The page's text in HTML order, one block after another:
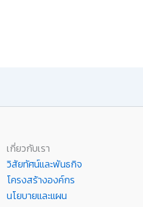
เกี่ยวกับเรา
วิสัยทัศน์และพันธกิจ
โครงสร้างองค์กร
นโยบายและแผน